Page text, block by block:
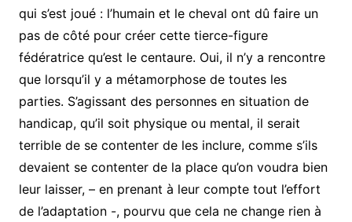
qui s’est joué : l’humain et le cheval ont dû faire un
pas de côté pour créer cette tierce-figure
fédératrice qu’est le centaure. Oui, il n’y a rencontre
que lorsqu’il y a métamorphose de toutes les
parties. S’agissant des personnes en situation de
handicap, qu’il soit physique ou mental, il serait
terrible de se contenter de les inclure, comme s’ils
devaient se contenter de la place qu’on voudra bien
leur laisser, – en prenant à leur compte tout l’effort
de l’adaptation -, pourvu que cela ne change rien à